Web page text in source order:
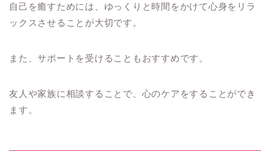
自己を癒すためには、ゆっくりと時間をかけて心身をリラ
ックスさせることが大切です。
また、サポートを受けることもおすすめです。
友人や家族に相談することで、心のケアをすることができ
ます。